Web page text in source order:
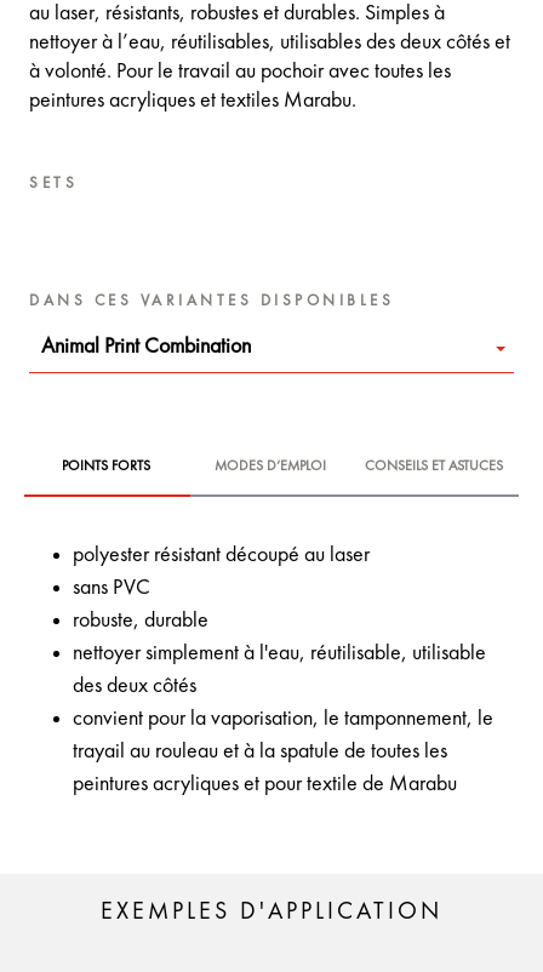
au laser, résistants, robustes et durables. Simples à
nettoyer à l’eau, réutilisables, utilisables des deux côtés et
à volonté. Pour le travail au pochoir avec toutes les
peintures acryliques et textiles Marabu.
SETS
DANS CES VARIANTES DISPONIBLES
Animal Print Combination
POINTS FORTS MODES D‘EMPLOI CONSEILS ET ASTUCES
polyester résistant découpé au laser
sans PVC
robuste, durable
nettoyer simplement à l'eau, réutilisable, utilisable
des deux côtés
convient pour la vaporisation, le tamponnement, le
trayail au rouleau et à la spatule de toutes les
peintures acryliques et pour textile de Marabu
EXEMPLES D'APPLICATION